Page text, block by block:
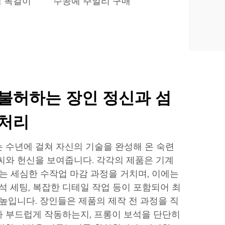
허하는 장인 정신과 섬
리
수년에 걸쳐 자신의 기술을 완성해 온 숙련
와 헌신을 보여줍니다. 각각의 제품은 기계
세심한 수작업 마감 과정을 거치며, 이에는
세팅, 복잡한 디테일 작업 등이 포함되어 최
입니다. 장인들은 제품의 제작 전 과정을 직
부드럽게 작동하는지, 프롱이 보석을 단단히